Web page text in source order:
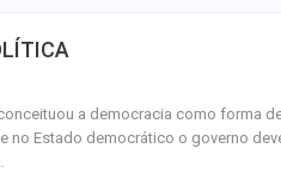
a democracia como forma
no Estado democrático o governo